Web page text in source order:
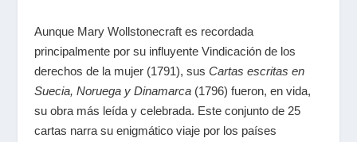
Aunque Mary Wollstonecraft es recordada
principalmente por su influyente Vindicación de los
derechos de la mujer (1791), sus Cartas escritas en
Suecia, Noruega y Dinamarca(1796) fueron, en vida,
su obra más leída y celebrada. Este conjunto de 25
cartas narra su enigmático viaje por los países